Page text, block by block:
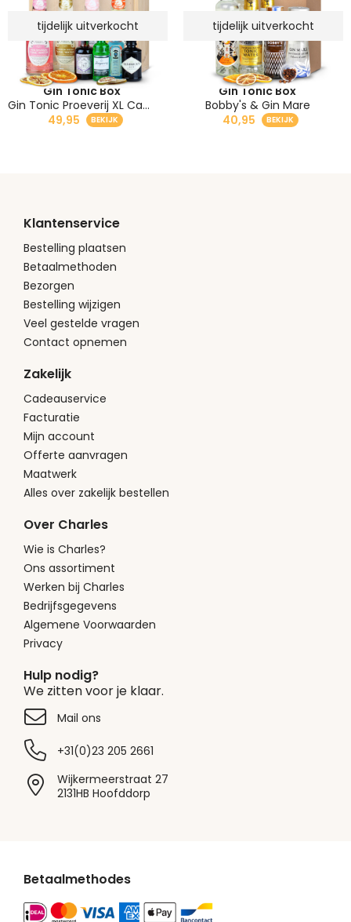
tijdelijk uitverkocht
Gin Tonic Box
Gin Tonic Proeverij XL Cadeau
49,95
tijdelijk uitverkocht
Gin Tonic Box
Bobby's & Gin Mare
40,95
Klantenservice
Bestelling plaatsen
Betaalmethoden
Bezorgen
Bestelling wijzigen
Veel gestelde vragen
Contact opnemen
Zakelijk
Cadeauservice
Facturatie
Mijn account
Offerte aanvragen
Maatwerk
Alles over zakelijk bestellen
Over Charles
Wie is Charles?
Ons assortiment
Werken bij Charles
Bedrijfsgegevens
Algemene Voorwaarden
Privacy
Hulp nodig?
We zitten voor je klaar.
Mail ons
+31(0)23 205 2661
Wijkermeerstraat 27
2131HB Hoofddorp
Betaalmethodes